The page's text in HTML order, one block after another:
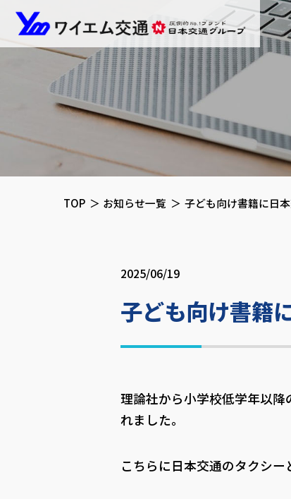
ワ
TOP お知らせ一覧 子ども向け書籍に日
2025/06/19
子ども向け書籍
理論社から小学校低学年以
れました。
こちらに日本交通のタクシー